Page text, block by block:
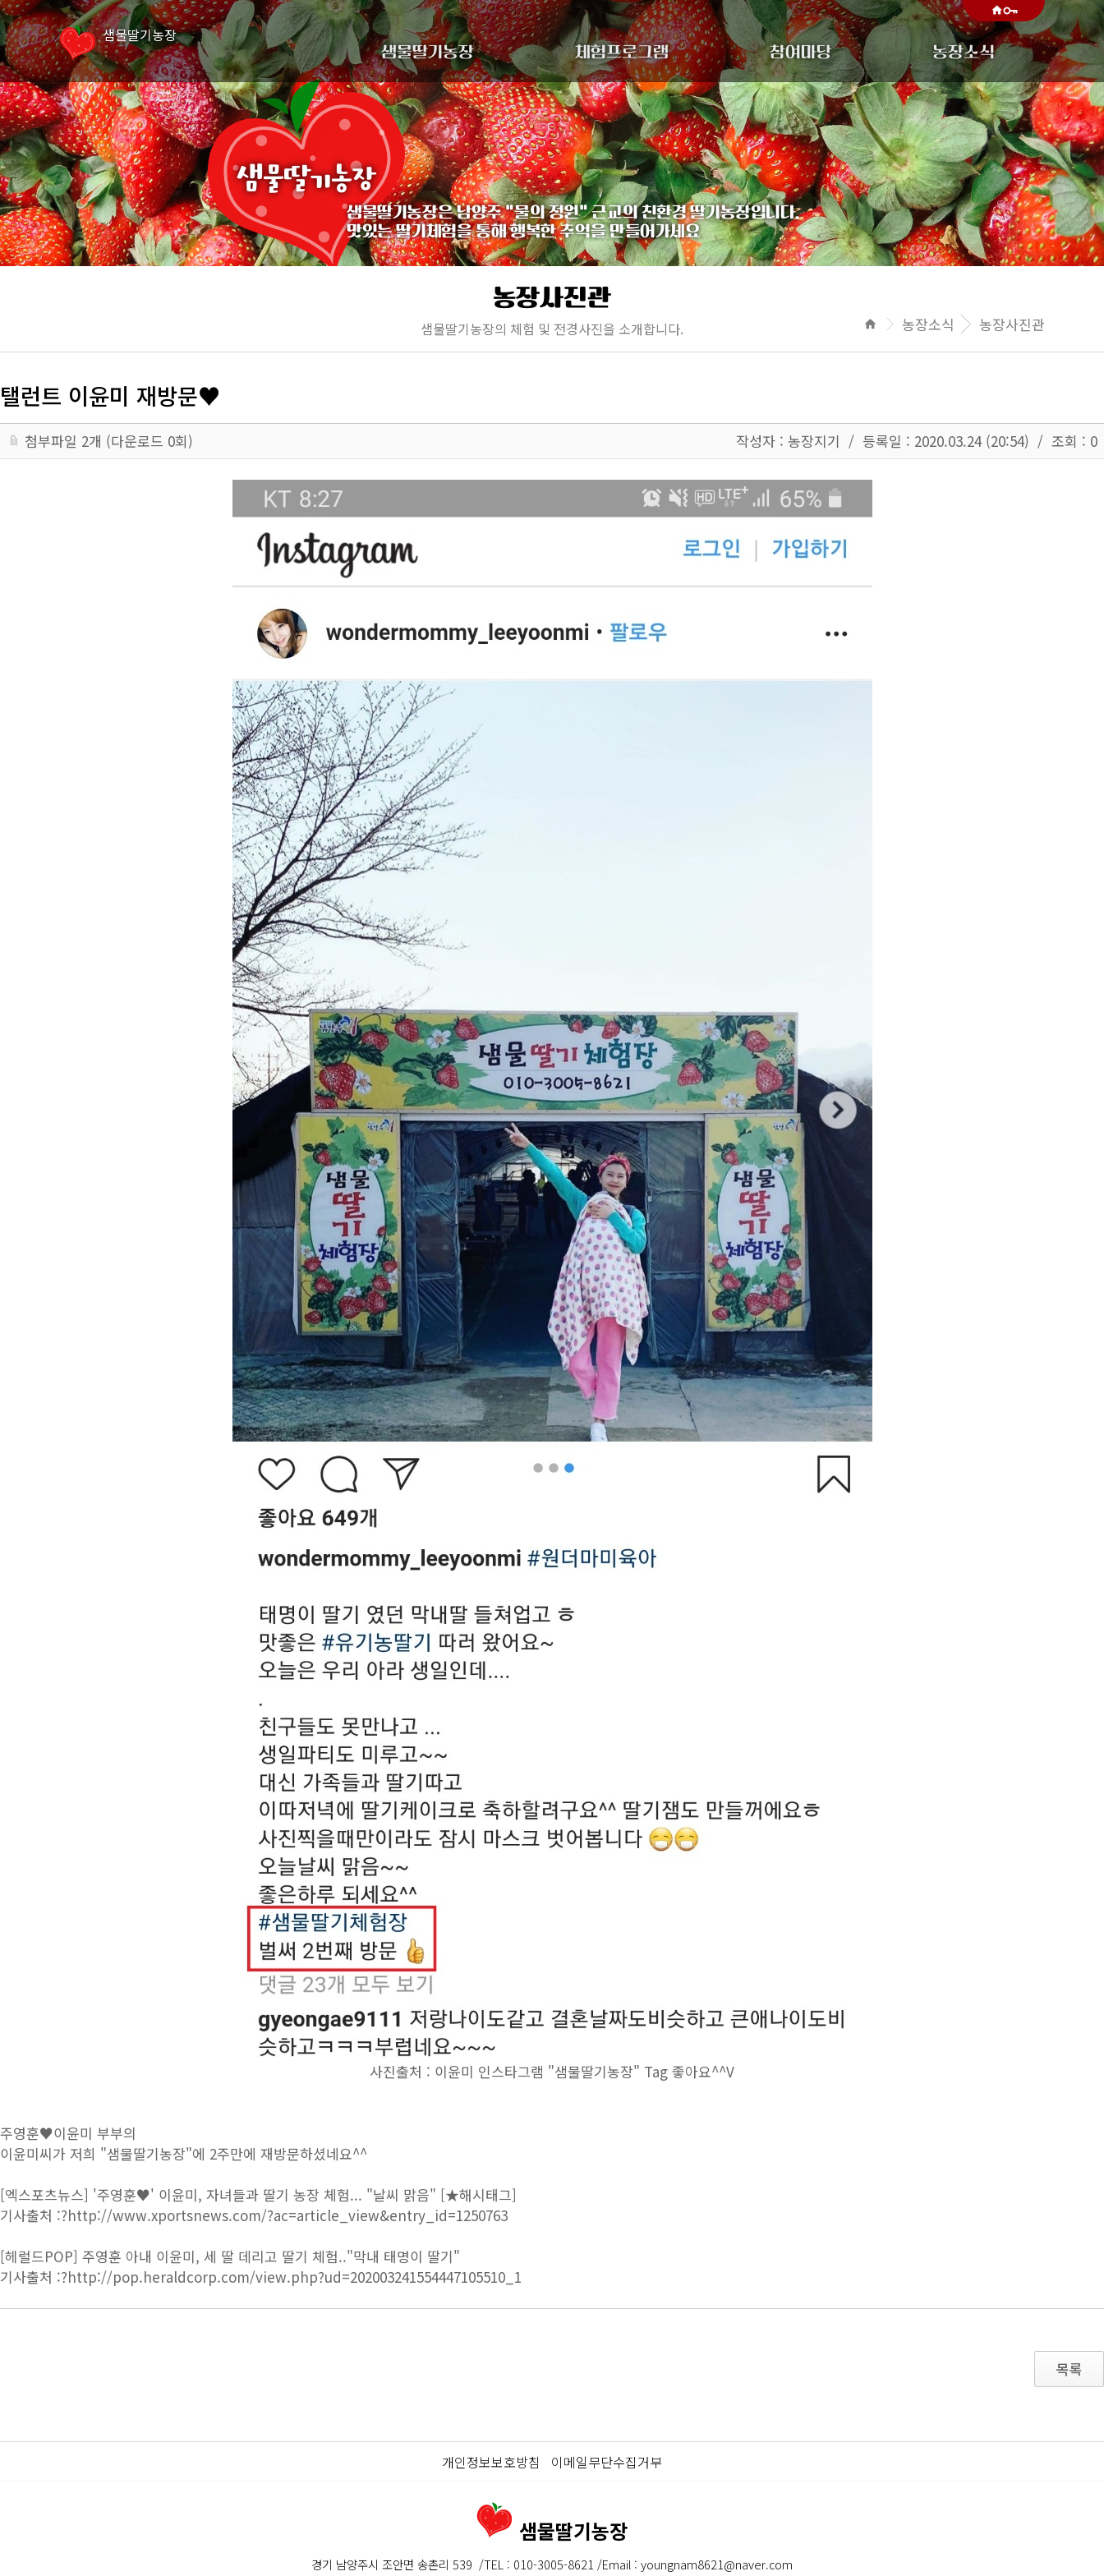
home
샘물딸기농장
샘물딸기농장 체험프로그램 참여마당 농장소식
샘물딸기농장
샘물딸기농장은 남양주 물의 정원 근교의 친환경 딸기농장입니다.
맛있는 딸기체험을 통해 행복한 추억을 만들어가세요
home 농장소식 농장사진관
농장사진관
샘물딸기농장의 체험 및 전경사진을 소개합니다.
탤런트 이윤미 재방문♥
첨부파일 2개 (다운로드 0회) 작성자 : 농장지기 / 등록일 : 2020.03.24 (20:54) / 조회 : 0
사진출처 : 이윤미 인스타그램 "샘물딸기농장" Tag 좋아요^^V
주영훈♥이윤미 부부의
이윤미씨가 저희 "샘물딸기농장"에 2주만에 재방문하셨네요^^
[엑스포츠뉴스] '주영훈♥' 이윤미, 자녀들과 딸기 농장 체험... "날씨 맑음" [★해시태그]
기사출처 :?http://www.xportsnews.com/?ac=article_view&entry_id=1250763
[헤럴드POP] 주영훈 아내 이윤미, 세 딸 데리고 딸기 체험.."막내 태명이 딸기"
기사출처 :?http://pop.heraldcorp.com/view.php?ud=202003241554447105510_1
목록
개인정보보호방침 이메일무단수집거부
샘물딸기농장
경기 남양주시 조안면 송촌리 539 /TEL : 010-3005-8621 /Email : youngnam8621@naver.com